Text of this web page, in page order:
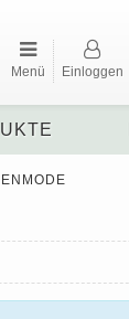
Menü Einloggen